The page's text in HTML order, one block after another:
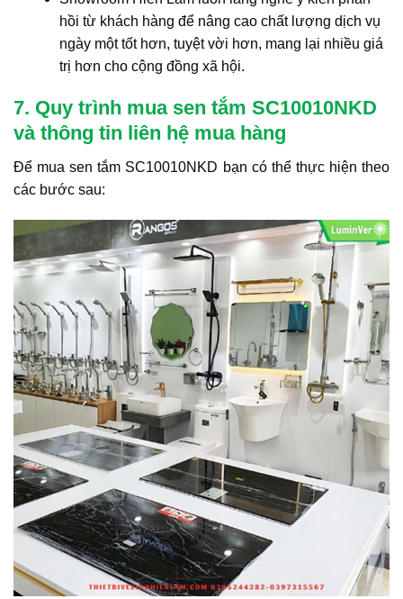
hồi từ khách hàng để nâng cao chất lượng dịch vụ
ngày một tốt hơn, tuyệt vời hơn, mang lại nhiều giá
trị hơn cho cộng đồng xã hội.
7. Quy trình mua sen tắm SC10010NKD
và thông tin liên hệ mua hàng
Để mua sen tắm SC10010NKD bạn có thể thực hiện theo
các bước sau: